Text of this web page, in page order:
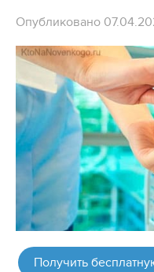
Опубликовано
Получить